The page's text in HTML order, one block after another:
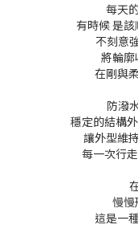
每天
有時候 是
不刻意
將輪廓
在剛與
防潑
穩定的結構
讓外型維
每一次行
慢慢
這是一